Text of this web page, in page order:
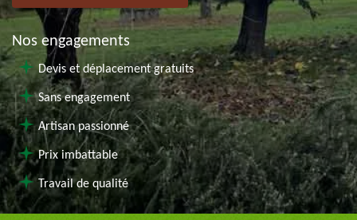
Nos engagements
Devis et déplacement gratuits
Sans engagement
Artisan passionné
Prix imbattable
Travail de qualité